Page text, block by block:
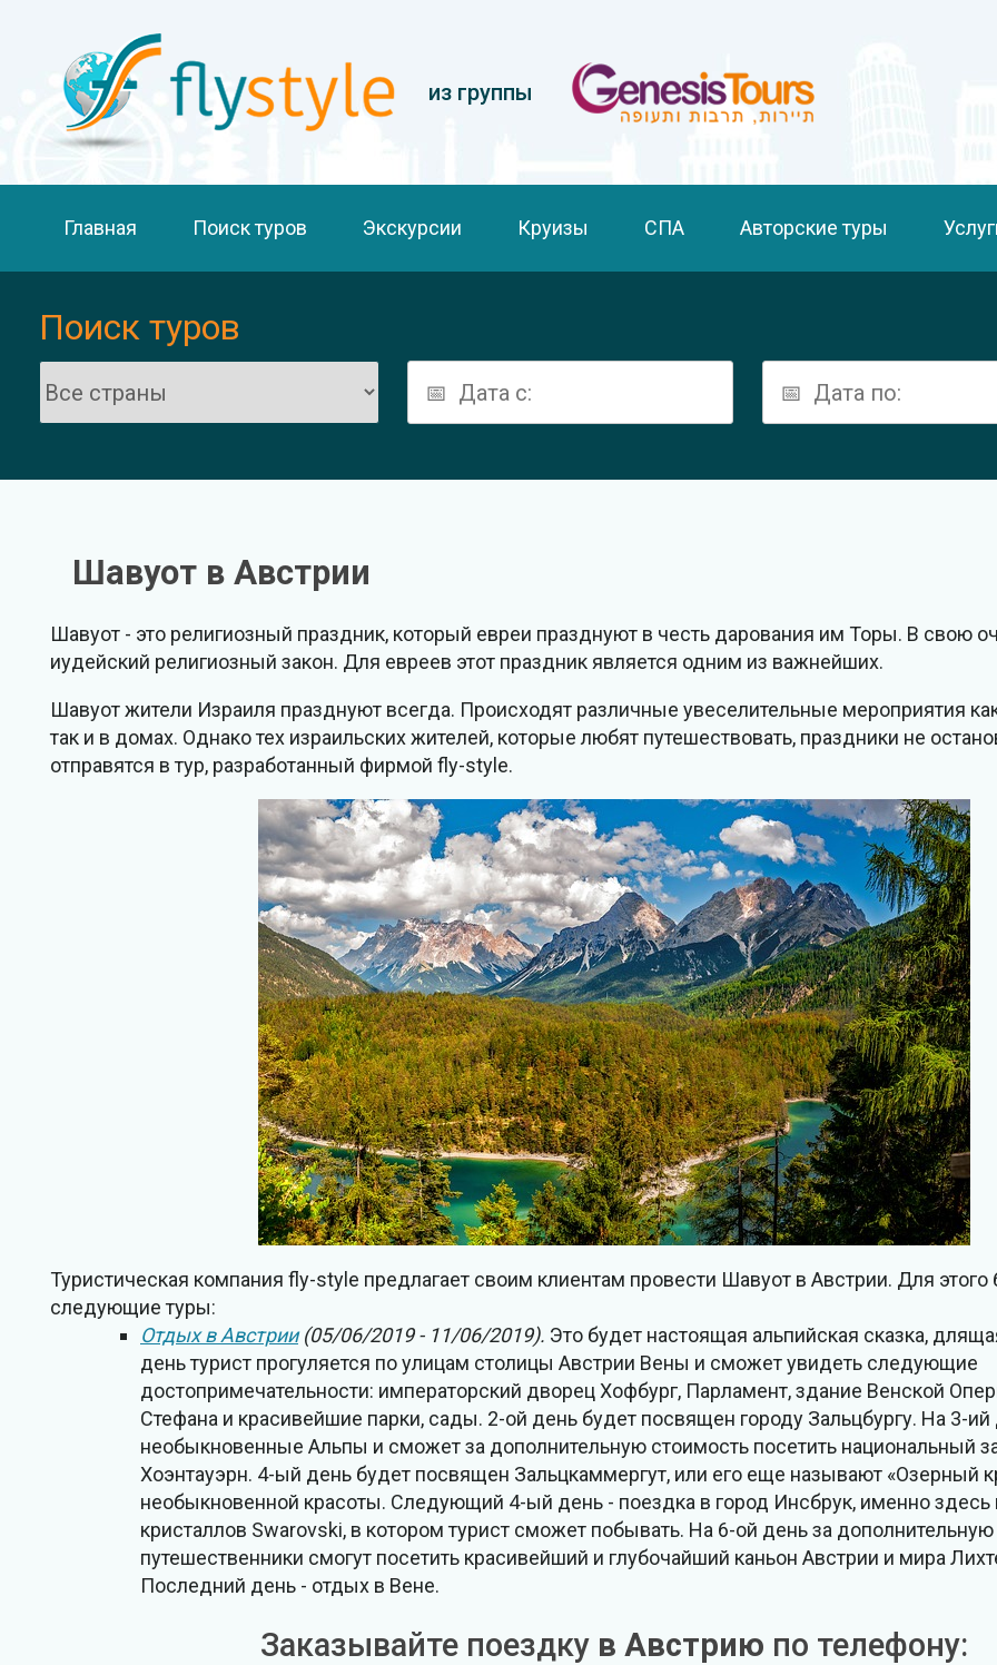
из группы
Главная Поиск туров Экскурсии Круизы СПА Авторские туры
Поиск туров
Шавуот в Австрии
Шавуот - это религиозный праздник, который евреи празднуют в честь дарования им Торы. В свою
иудейский религиозный закон. Для евреев этот праздник является одним из важнейших.
Шавуот жители Израиля празднуют всегда. Происходят различные увеселительные мероприятия
так и в домах. Однако тех израильских жителей, которые любят путешествовать, праздники не
отправятся в тур, разработанный фирмой fly-style.
Туристическая компания fly-style предлагает своим клиентам провести Шавуот в Австрии. Для
следующие туры:
Отдых в Австрии(05/06/2019 - 11/06/2019). Это будет настоящая альпийская сказка,
день турист прогуляется по улицам столицы Австрии Вены и сможет увидеть следующие
достопримечательности: императорский дворец Хофбург, Парламент, здание Венской
Стефана и красивейшие парки, сады. 2-ой день будет посвящен городу Зальцбургу. На 3-ий
необыкновенные Альпы и сможет за дополнительную стоимость посетить национальный
Хоэнтауэрн. 4-ый день будет посвящен Зальцкаммергут, или его еще называют «Озерный
необыкновенной красоты. Следующий 4-ый день - поездка в город Инсбрук, именно здесь
кристаллов Swarovski, в котором турист сможет побывать. На 6-ой день за дополнительную
путешественники смогут посетить красивейший и глубочайший каньон Австрии и мира
Последний день - отдых в Вене.
Заказывайте поездку в Австрию по телефону: